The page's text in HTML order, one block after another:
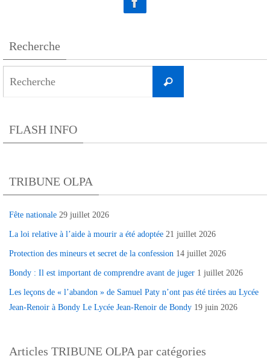
Recherche
Recherche
FLASH INFO
TRIBUNE OLPA
Fête nationale 29 juillet 2026
La loi relative à l’aide à mourir a été adoptée 21 juillet 2026
Protection des mineurs et secret de la confession 14 juillet 2026
Bondy : Il est important de comprendre avant de juger 1 juillet 2026
Les leçons de « l’abandon » de Samuel Paty n’ont pas été tirées au Lycée
Jean-Renoir à Bondy Le Lycée Jean-Renoir de Bondy 19 juin 2026
Articles TRIBUNE OLPA par catégories